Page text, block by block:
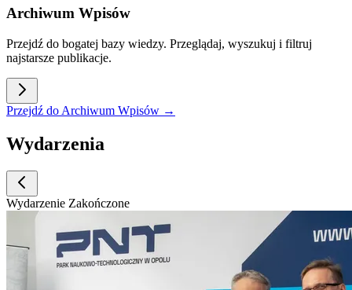
Archiwum Wpisów
Przejdź do bogatej bazy wiedzy. Przeglądaj, wyszukuj i filtruj
najstarsze publikacje.
Przejdź do Archiwum Wpisów →
Wydarzenia
Wydarzenie Zakończone